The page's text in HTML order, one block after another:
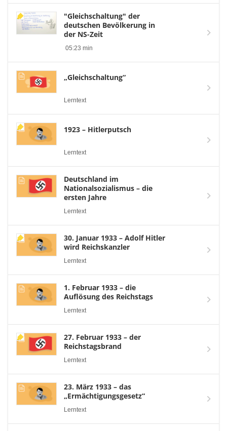
"Gleichschaltung" der
deutschen Bevölkerung in
der NS-Zeit
05:23 min
„Gleichschaltung“
Lerntext
1923 – Hitlerputsch
Lerntext
Deutschland im
Nationalsozialismus – die
ersten Jahre
Lerntext
30. Januar 1933 – Adolf Hitler
wird Reichskanzler
Lerntext
1. Februar 1933 – die
Auflösung des Reichstags
Lerntext
27. Februar 1933 – der
Reichstagsbrand
Lerntext
23. März 1933 – das
„Ermächtigungsgesetz“
Lerntext